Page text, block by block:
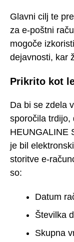
Glavni cilj te
za e-poštni
mogoče
dejavnosti, kar
Prikrito kot
Da bi se zdela
sporočila trdijo,
HEUNGALINE
je bil
storitve e-
so:
Datum
Številka
Skupna